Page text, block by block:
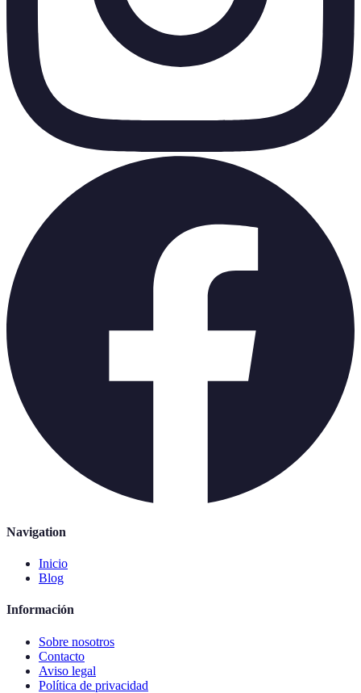
Navigation
Inicio
Blog
Información
Sobre nosotros
Contacto
Aviso legal
Política de privacidad